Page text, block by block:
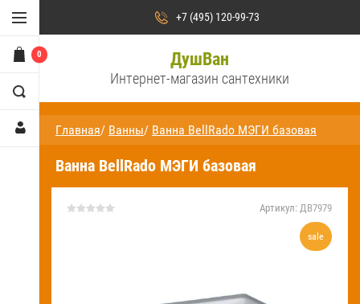
Душевые двери /
ограждения и поддоны
Сауны и бани
Ванны
Аксессуары для ванн
0
+7 (495) 120-99-73
ДушВан
Интернет-магазин сантехники
Главная/ Ванны/ Ванна BellRado МЭГИ базовая
Ванна BellRado МЭГИ базовая
Артикул: ДВ7979
sale